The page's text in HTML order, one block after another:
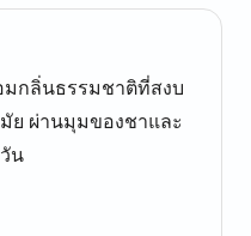
มกลิ่นธรรมชาติที่สงบ
ย ผ่านมุมของชาและ
น